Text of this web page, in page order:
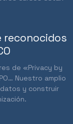
reconocidos
de «Privacy by
Nuestro amplio
y construir